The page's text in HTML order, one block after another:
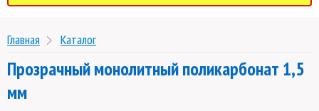
Главная Каталог
Прозрачный монолитный поликарбонат 1,5
мм